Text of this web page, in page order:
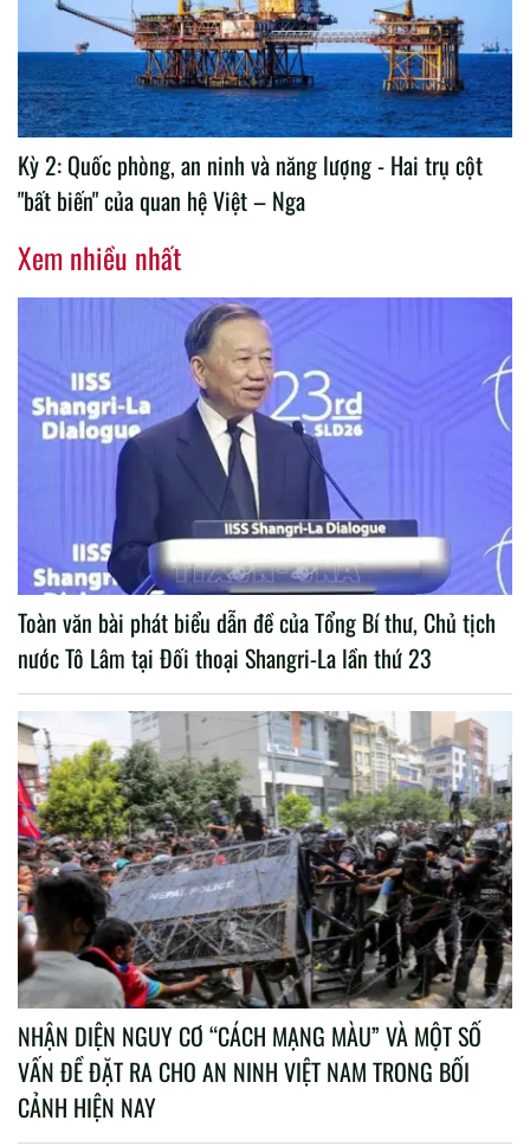
Kỳ 2: Quốc phòng, an ninh và năng lượng - Hai trụ cột
"bất biến" của quan hệ Việt – Nga
Xem nhiều nhất
Toàn văn bài phát biểu dẫn đề của Tổng Bí thư, Chủ tịch
nước Tô Lâm tại Đối thoại Shangri-La lần thứ 23
NHẬN DIỆN NGUY CƠ “CÁCH MẠNG MÀU” VÀ MỘT SỐ
VẤN ĐỀ ĐẶT RA CHO AN NINH VIỆT NAM TRONG BỐI
CẢNH HIỆN NAY